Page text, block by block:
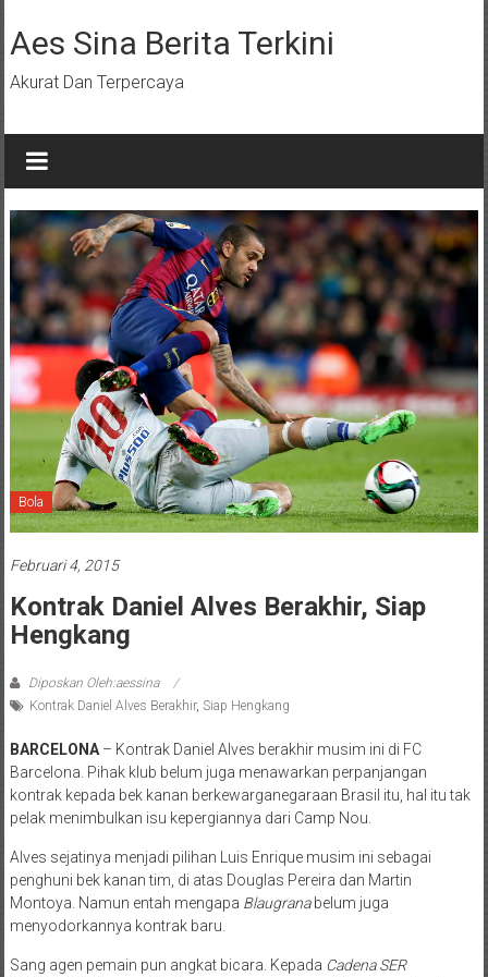
ke
konten
Aes Sina Berita Terkini
Akurat Dan Terpercaya
Bola
Februari 4, 2015
Kontrak Daniel Alves Berakhir, Siap
Hengkang
Diposkan Oleh:aessina
Kontrak Daniel Alves Berakhir, Siap Hengkang
BARCELONA – Kontrak Daniel Alves berakhir musim ini di FC
Barcelona. Pihak klub belum juga menawarkan perpanjangan
kontrak kepada bek kanan berkewarganegaraan Brasil itu, hal itu tak
pelak menimbulkan isu kepergiannya dari Camp Nou.
Alves sejatinya menjadi pilihan Luis Enrique musim ini sebagai
penghuni bek kanan tim, di atas Douglas Pereira dan Martin
Montoya. Namun entah mengapa Blaugranabelum juga
menyodorkannya kontrak baru.
Sang agen pemain pun angkat bicara. Kepada Cadena SER